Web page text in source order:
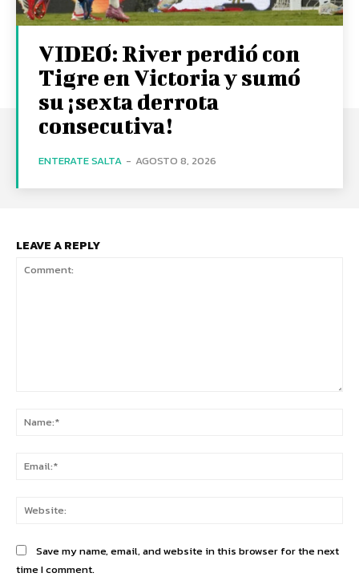
VIDEO: River perdió con
Tigre en Victoria y sumó
su ¡sexta derrota
consecutiva!
ENTERATE SALTA - AGOSTO 8, 2026
LEAVE A REPLY
Save my name, email, and website in this browser for the next
time I comment.